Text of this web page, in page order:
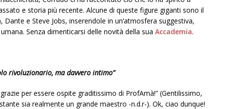
e storia più recente. Alcune di queste figure giganti sono il
e Steve Jobs, inserendole in un’atmosfera suggestiva,
Senza dimenticarsi delle novità della sua Accademia.
rivoluzionario, ma davvero intimo”
per essere ospite graditissimo di ProfAmà!” (Gentilissimo,
sia realmente un grande maestro -n.d.r-). Ok, ciao dunque!